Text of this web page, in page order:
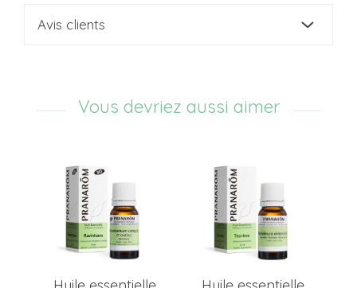
Avis clients
Vous devriez aussi aimer